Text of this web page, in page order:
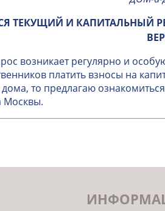
ТЕКУЩИЙ И КАПИТАЛЬНЫЙ
возникает регулярно и
платить взносы на
то предлагаю
Москвы.